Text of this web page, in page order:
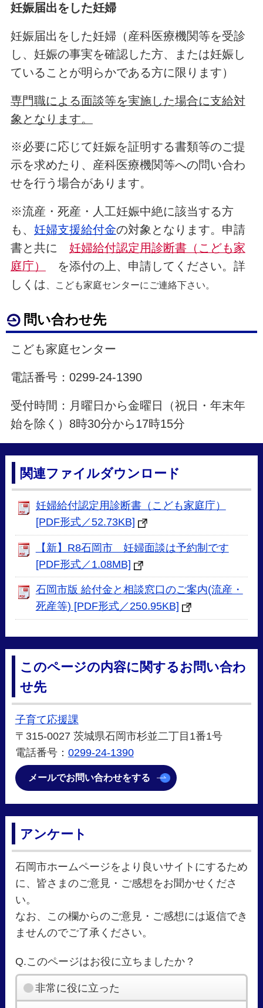
妊娠届出をした妊婦
妊娠届出をした妊婦（産科医療機関等を受診
し、妊娠の事実を確認した方、または妊娠し
ていることが明らかである方に限ります）
専門職による面談等を実施した場合に支給対
象となります。
※必要に応じて妊娠を証明する書類等のご提
示を求めたり、産科医療機関等への問い合わ
せを行う場合があります。
※流産・死産・人工妊娠中絶に該当する方
も、 妊婦支援給付金の対象となります。申請
書と共に 妊婦給付認定用診断書（こども家
庭庁）
を添付の上、申請してください。詳
しくは
、こども家庭センターにご連絡下さい。
問い合わせ先
こども家庭センター
電話番号：0299-24-1390
受付時間：月曜日から金曜日（祝日・年末年
始を除く）8時30分から17時15分
関連ファイルダウンロード
妊婦給付認定用診断書（こども家庭庁）
[PDF形式／52.73KB]
【新】R8石岡市 妊婦面談は予約制です
[PDF形式／1.08MB]
石岡市版 給付金と相談窓口のご案内(流産・
死産等) [PDF形式／250.95KB]
このページの内容に関するお問い合わ
せ先
子育て応援課
〒315-0027 茨城県石岡市杉並二丁目1番1号
電話番号： 0299-24-1390
メールでお問い合わせをする
アンケート
石岡市ホームページをより良いサイトにするため
に、皆さまのご意見・ご感想をお聞かせくださ
い。
なお、この欄からのご意見・ご感想には返信でき
ませんのでご了承ください。
Q.このページはお役に立ちましたか？
非常に役に立った